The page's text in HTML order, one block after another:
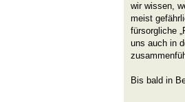
wir wissen,
meist
fürsorgliche
uns auch in
Bis bald in